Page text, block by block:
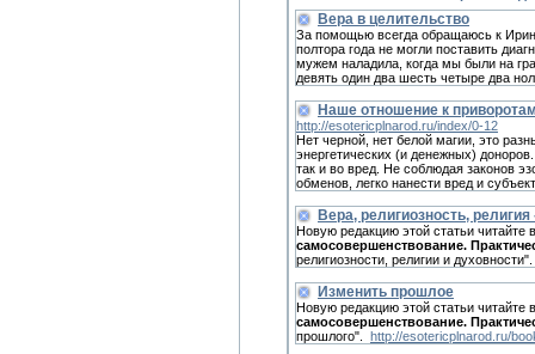
Вера в целительство
За помощью всегда обращаюсь к
полтора года не могли поставить
мужем наладила, когда мы были на
девять один два шесть четыре два
Наше отношение к
http://esotericplnarod.ru/index/0-12
Нет черной, нет белой магии, это
энергетических (и денежных)
так и во вред. Не соблюдая законов
обменов, легко нанести вред и
Вера, религиозность,
Новую редакцию этой статьи читайте
самосовершенствование.
религиозности, религии и
Изменить прошлое
Новую редакцию этой статьи читайте
самосовершенствование.
прошлого". http://esotericplnarod.ru/